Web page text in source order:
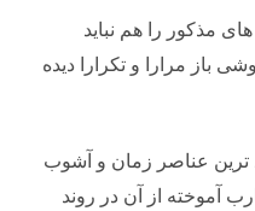
مذکور را هم نباید
مرارا و تکرارا دیده
ترین عناصر زمان و آشوب
آموخته از آن در روند